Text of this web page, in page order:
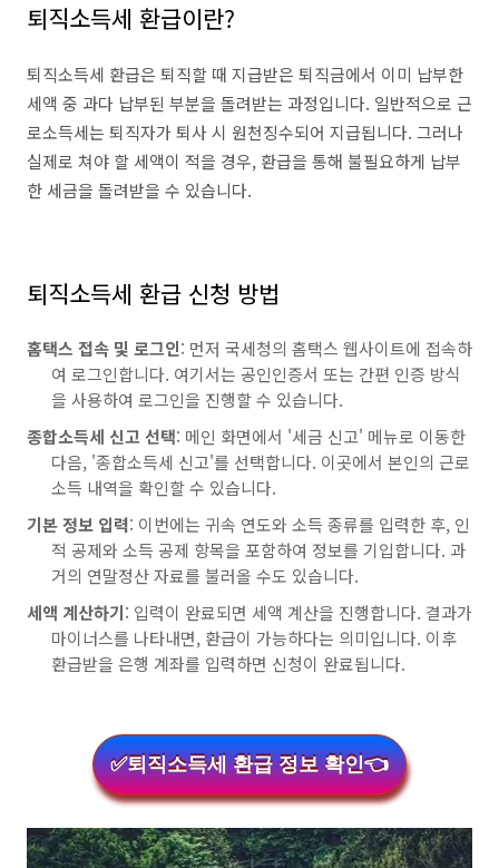
퇴직소득세 환급이란?
퇴직소득세 환급은 퇴직할 때 지급받은 퇴직금에서 이미 납부한
세액 중 과다 납부된 부분을 돌려받는 과정입니다. 일반적으로 근
로소득세는 퇴직자가 퇴사 시 원천징수되어 지급됩니다. 그러나
실제로 쳐야 할 세액이 적을 경우, 환급을 통해 불필요하게 납부
한 세금을 돌려받을 수 있습니다.
퇴직소득세 환급 신청 방법
홈택스 접속 및 로그인: 먼저 국세청의 홈택스 웹사이트에 접속하
여 로그인합니다. 여기서는 공인인증서 또는 간편 인증 방식
을 사용하여 로그인을 진행할 수 있습니다.
종합소득세 신고 선택: 메인 화면에서 '세금 신고' 메뉴로 이동한
다음, '종합소득세 신고'를 선택합니다. 이곳에서 본인의 근로
소득 내역을 확인할 수 있습니다.
기본 정보 입력: 이번에는 귀속 연도와 소득 종류를 입력한 후, 인
적 공제와 소득 공제 항목을 포함하여 정보를 기입합니다. 과
거의 연말정산 자료를 불러올 수도 있습니다.
세액 계산하기: 입력이 완료되면 세액 계산을 진행합니다. 결과가
마이너스를 나타내면, 환급이 가능하다는 의미입니다. 이후
환급받을 은행 계좌를 입력하면 신청이 완료됩니다.
✅퇴직소득세 환급 정보 확인👈